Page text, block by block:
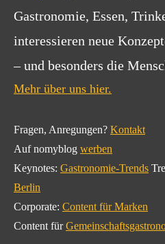
Gastronomie, Essen,
interessieren neue
– und besonders die
Mehr über uns hier.
Fragen, Anregungen? Kontakt
Auf nomyblog werben
Keynotes: Gastronomie-Trends
Berlin
Corporate: Content für Marken
Content für